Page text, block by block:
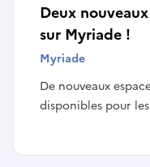
Deux
sur Myriade !
Myriade
De nouveaux
disponibles pour